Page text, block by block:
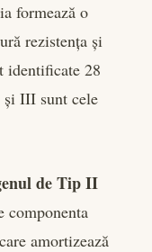
formează o
rezistența și
identificate 28
III sunt cele
de Tip II
componenta
amortizează